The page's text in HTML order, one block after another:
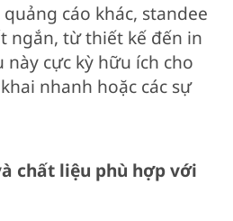
cáo khác, standee
ngắn, từ thiết kế đến in
này cực kỳ hữu ích cho
nhanh hoặc các sự
chất liệu phù hợp với